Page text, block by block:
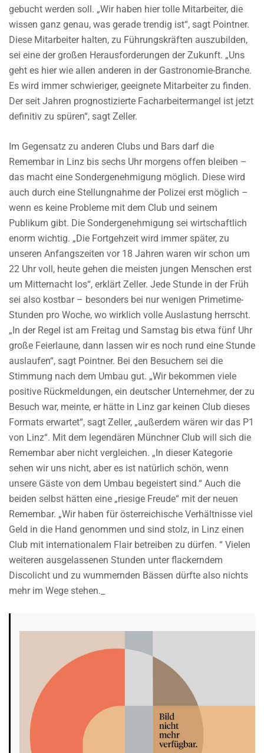
gebucht werden soll. „Wir haben hier tolle Mitarbeiter, die
wissen ganz genau, was gerade trendig ist“, sagt Pointner.
Diese Mitarbeiter halten, zu Führungskräften auszubilden,
sei eine der großen Herausforderungen der Zukunft. „Uns
geht es hier wie allen anderen in der Gastronomie-Branche.
Es wird immer schwieriger, geeignete Mitarbeiter zu finden.
Der seit Jahren prognostizierte Facharbeitermangel ist jetzt
definitiv zu spüren“, sagt Zeller.
Im Gegensatz zu anderen Clubs und Bars darf die
Remembar in Linz bis sechs Uhr morgens offen bleiben –
das macht eine Sondergenehmigung möglich. Diese wird
auch durch eine Stellungnahme der Polizei erst möglich –
wenn es keine Probleme mit dem Club und seinem
Publikum gibt. Die Sondergenehmigung sei wirtschaftlich
enorm wichtig. „Die Fortgehzeit wird immer später, zu
unseren Anfangszeiten vor 18 Jahren waren wir schon um
22 Uhr voll, heute gehen die meisten jungen Menschen erst
um Mitternacht los“, erklärt Zeller. Jede Stunde in der Früh
sei also kostbar – besonders bei nur wenigen Primetime-
Stunden pro Woche, wo wirklich volle Auslastung herrscht.
„In der Regel ist am Freitag und Samstag bis etwa fünf Uhr
große Feierlaune, dann lassen wir es noch rund eine Stunde
auslaufen“, sagt Pointner. Bei den Besuchern sei die
Stimmung nach dem Umbau gut. „Wir bekommen viele
positive Rückmeldungen, ein deutscher Unternehmer, der zu
Besuch war, meinte, er hätte in Linz gar keinen Club dieses
Formats erwartet“, sagt Zeller, „außerdem wären wir das P1
von Linz“. Mit dem legendären Münchner Club will sich die
Remembar aber nicht vergleichen. „In dieser Kategorie
sehen wir uns nicht, aber es ist natürlich schön, wenn
unsere Gäste von dem Umbau begeistert sind.“ Auch die
beiden selbst hätten eine „riesige Freude“ mit der neuen
Remembar. „Wir haben für österreichische Verhältnisse viel
Geld in die Hand genommen und sind stolz, in Linz einen
Club mit internationalem Flair betreiben zu dürfen. “ Vielen
weiteren ausgelassenen Stunden unter flackerndem
Discolicht und zu wummernden Bässen dürfte also nichts
mehr im Wege stehen._